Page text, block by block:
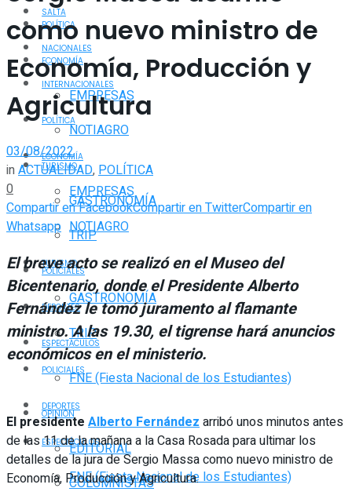
POLÍTICA
ECONOMÍA
EMPRESAS
NOTIAGRO
TURISMO
GASTRONOMÍA
TRIP
POLICIALES
DEPORTES
ESPECTÁCULOS
FNE (Fiesta Nacional de los Estudiantes)
OPINIÓN
EDITORIAL
COLUMNISTAS
SALTA
NACIONALES
INTERNACIONALES
POLÍTICA
ECONOMÍA
EMPRESAS
NOTIAGRO
TURISMO
GASTRONOMÍA
TRIP
POLICIALES
DEPORTES
ESPECTÁCULOS
FNE (Fiesta Nacional de los Estudiantes)
como nuevo ministro de
Economía, Producción y
Agricultura
03/08/2022
inACTUALIDAD,POLÍTICA
0
Compartir en FacebookCompartir en TwitterCompartir en
Whatsapp
El breve acto se realizó en el Museo del
Bicentenario, donde el Presidente Alberto
Fernández le tomó juramento al flamante
ministro. A las 19.30, el tigrense hará anuncios
económicos en el ministerio.
El presidente Alberto Fernándezarribó unos minutos antes
de las 11 de la mañana a la Casa Rosada para ultimar los
detalles de la jura de Sergio Massa como nuevo ministro de
Economía, Producción y Agricultura.